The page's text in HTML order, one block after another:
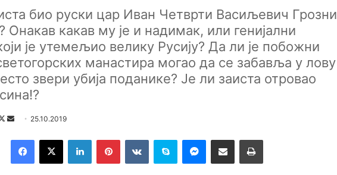
био руски цар Иван Четврти Васиљевич Грозни
Онакав какав му је и надимак, или генијални
је утемељио велику Русију? Да ли је побожни
манастира могао да се забавља у лову
звери убија поданике? Је ли заиста отровао
F
d
25.10.2019